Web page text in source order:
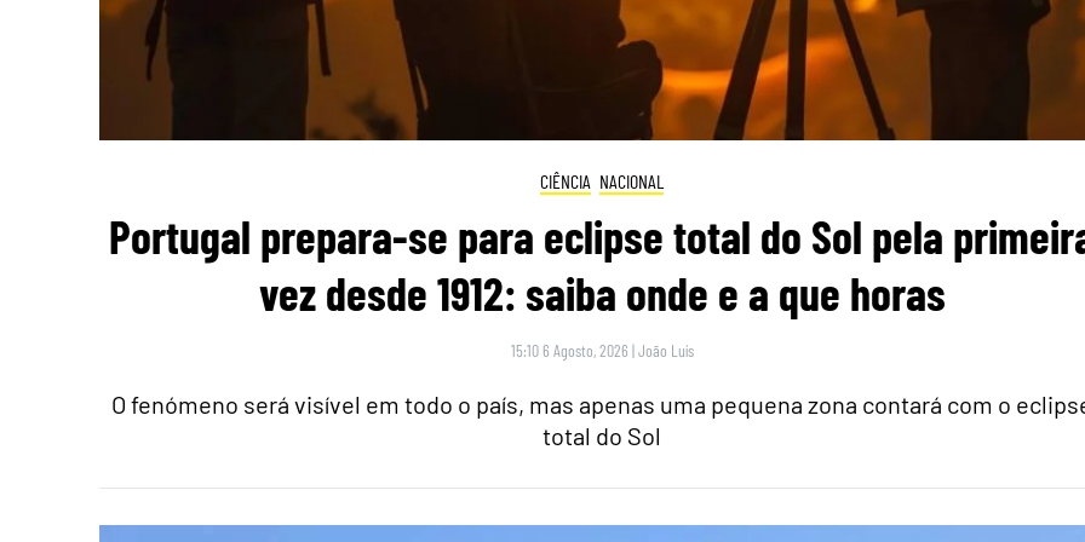
CIÊNCIA NACIONAL
Portugal prepara-se para eclipse total do Sol pela
vez desde 1912: saiba onde e a que horas
15:10 6 Agosto, 2026 |João Luís
O fenómeno será visível em todo o país, mas apenas uma pequena zona contará com o
total do Sol